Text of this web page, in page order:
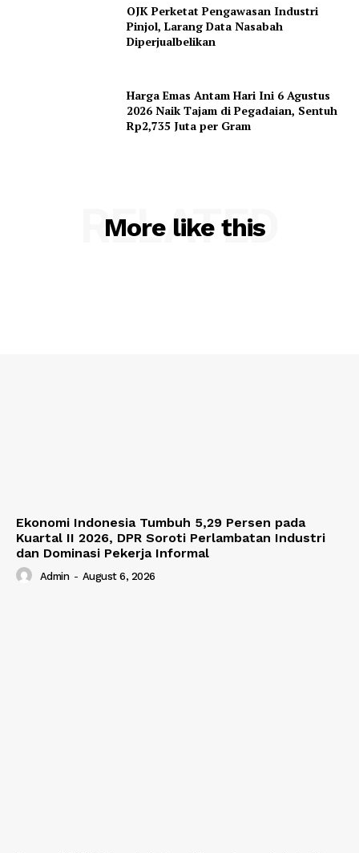
OJK Perketat Pengawasan Industri
Pinjol, Larang Data Nasabah
Diperjualbelikan
Harga Emas Antam Hari Ini 6 Agustus
2026 Naik Tajam di Pegadaian, Sentuh
Rp2,735 Juta per Gram
More like this
RELATED
Ekonomi Indonesia Tumbuh 5,29 Persen pada
Kuartal II 2026, DPR Soroti Perlambatan Industri
dan Dominasi Pekerja Informal
Admin - August 6, 2026